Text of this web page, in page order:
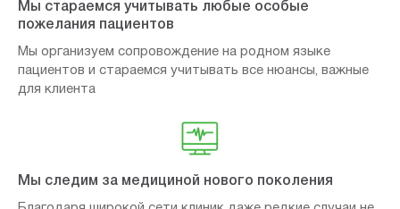
Мы стараемся учитывать любые особые
пожелания пациентов
Мы организуем сопровождение на родном языке
пациентов и стараемся учитывать все нюансы, важные
для клиента
Мы следим за медициной нового поколения